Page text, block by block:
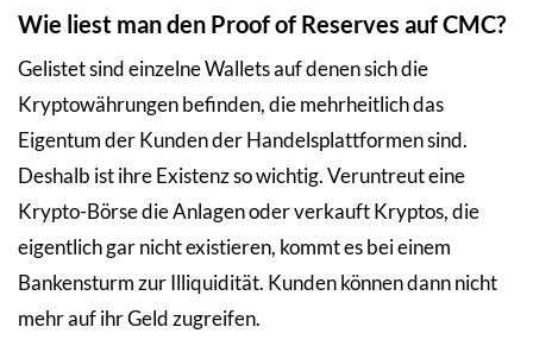
Wie liest man den Proof of Reserves auf CMC?
Gelistet sind einzelne Wallets auf denen sich die
Kryptowährungen befinden, die mehrheitlich das
Eigentum der Kunden der Handelsplattformen sind.
Deshalb ist ihre Existenz so wichtig. Veruntreut eine
Krypto-Börse die Anlagen oder verkauft Kryptos, die
eigentlich gar nicht existieren, kommt es bei einem
Bankensturm zur Illiquidität. Kunden können dann nicht
mehr auf ihr Geld zugreifen.